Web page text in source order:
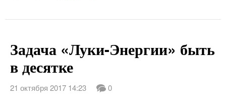
Задача «Луки-Энергии» быть
в десятке
21 октября 2017 14:23 0